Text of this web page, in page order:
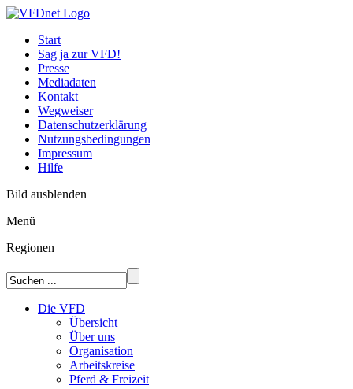
Start
Sag ja zur VFD!
Presse
Mediadaten
Kontakt
Wegweiser
Datenschutzerklärung
Nutzungsbedingungen
Impressum
Hilfe
Bild ausblenden
Menü
Regionen
Die VFD
Übersicht
Über uns
Organisation
Arbeitskreise
Pferd & Freizeit